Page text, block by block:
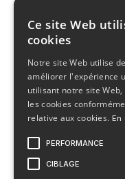
Ce site Web
cookies
Notre site Web utilise
améliorer l'expérience
utilisant notre site Web,
les cookies
relative aux cookies. En
PERFORMANCE
CIBLAGE